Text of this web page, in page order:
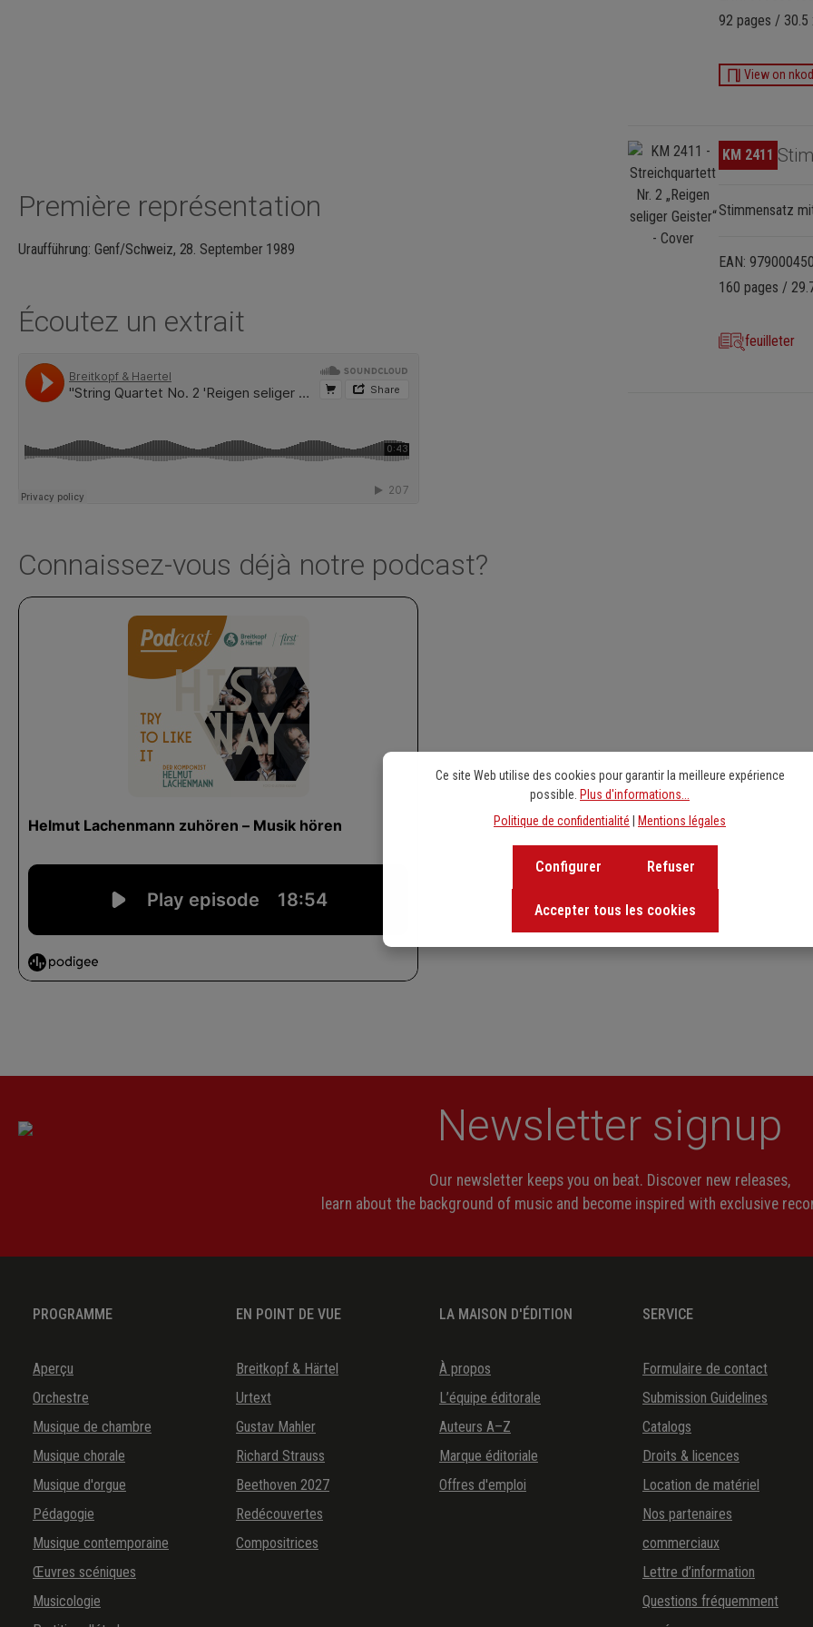
92 pages /
View on
Ignorer la galerie d'images
KM 2411
Stimmensatz
EAN:
160 pages /
feuilleter
Première représentation
Uraufführung: Genf/Schweiz, 28. September 1989
Écoutez un extrait
Connaissez-vous déjà notre podcast?
Newsletter signup
Our newsletter keeps you on beat. Discover new releases,
learn about the background of music and become inspired with exclusive
PROGRAMME
Aperçu
Orchestre
Musique de chambre
Musique chorale
Musique d'orgue
Pédagogie
Musique contemporaine
Œuvres scéniques
Musicologie
EN POINT DE VUE
Breitkopf & Härtel
Urtext
Gustav Mahler
Richard Strauss
Beethoven 2027
Redécouvertes
Compositrices
LA MAISON D'ÉDITION
À propos
L’équipe éditorale
Auteurs A–Z
Marque éditoriale
Offres d'emploi
SERVICE
Formulaire de contact
Submission Guidelines
Catalogs
Droits & licences
Location de matériel
Nos partenaires
commerciaux
Lettre d’information
Questions fréquemment
Ce site Web utilise des cookies pour garantir la meilleure expérience
possible. Plus d'informations...
Politique de confidentialité | Mentions légales
Refuser
Configurer
Accepter tous les cookies